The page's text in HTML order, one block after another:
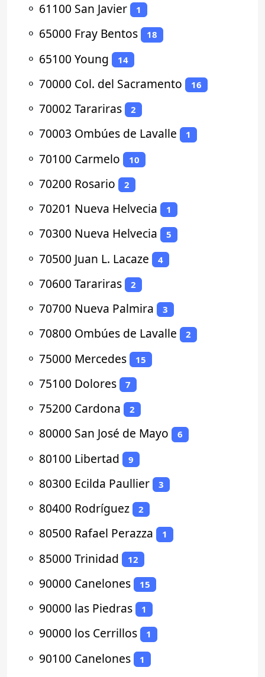
⚬ 61100 San Javier 1
⚬ 65000 Fray Bentos 18
⚬ 65100 Young 14
⚬ 70000 Col. del Sacramento 16
⚬ 70002 Tarariras 2
⚬ 70003 Ombúes de Lavalle 1
⚬ 70100 Carmelo 10
⚬ 70200 Rosario 2
⚬ 70201 Nueva Helvecia 1
⚬ 70300 Nueva Helvecia 5
⚬ 70500 Juan L. Lacaze 4
⚬ 70600 Tarariras 2
⚬ 70700 Nueva Palmira 3
⚬ 70800 Ombúes de Lavalle 2
⚬ 75000 Mercedes 15
⚬ 75100 Dolores 7
⚬ 75200 Cardona 2
⚬ 80000 San José de Mayo 6
⚬ 80100 Libertad 9
⚬ 80300 Ecilda Paullier 3
⚬ 80400 Rodríguez 2
⚬ 80500 Rafael Perazza 1
⚬ 85000 Trinidad 12
⚬ 90000 Canelones 15
⚬ 90000 las Piedras 1
⚬ 90000 los Cerrillos 1
⚬ 90100 Canelones 1